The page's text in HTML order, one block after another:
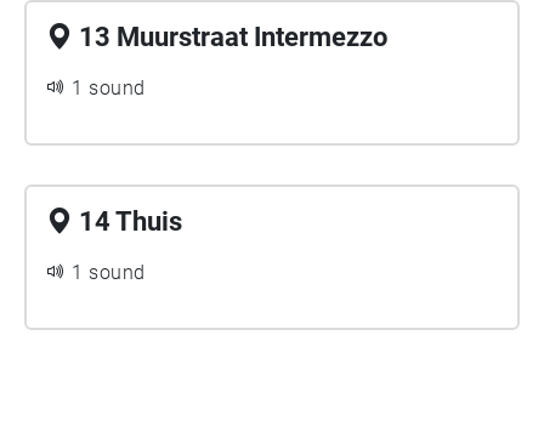
13 Muurstraat Intermezzo
1 sound
14 Thuis
1 sound